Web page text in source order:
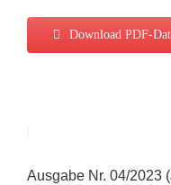
Download PDF-
Ausgabe Nr. 04/2023